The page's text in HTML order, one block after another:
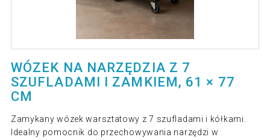
WÓZEK NA NARZĘDZIA Z 7
SZUFLADAMI I ZAMKIEM, 61 × 77
CM
Zamykany wózek warsztatowy z 7 szufladami i kółkami.
Idealny pomocnik do przechowywania narzędzi w